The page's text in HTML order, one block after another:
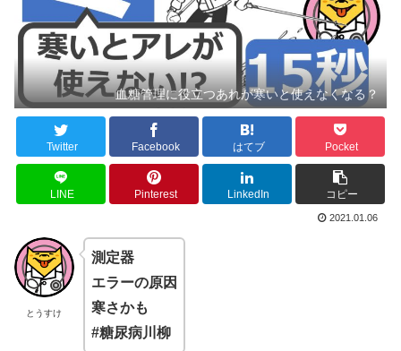
血糖管理に役立つあれが寒いと使えなくなる？
Twitter Facebook はてブ Pocket
LINE Pinterest LinkedIn コピー
2021.01.06
とうすけ
測定器
エラーの原因
寒さかも
#糖尿病川柳